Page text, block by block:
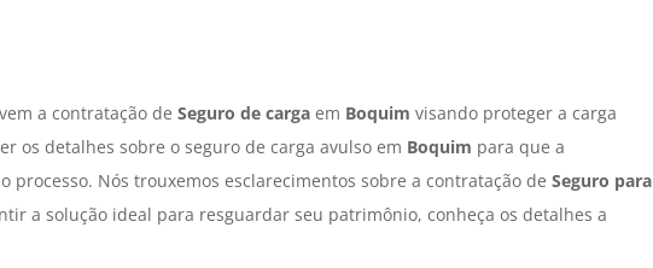
a contratação de Seguro de cargaem Boquim visando proteger a carga
os detalhes sobre o seguro de carga avulso em Boquim para que a
processo. Nós trouxemos esclarecimentos sobre a contratação de Seguro para
a solução ideal para resguardar seu patrimônio, conheça os detalhes a